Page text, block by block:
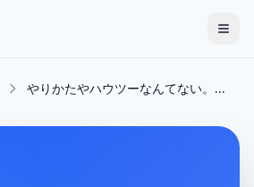
やりかたやハウツーなんてない。...